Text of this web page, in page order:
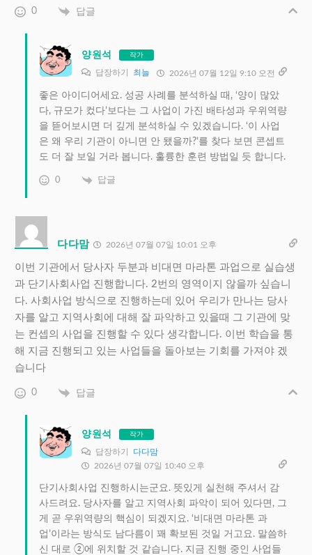
0 답글
양원석 작가
답장하기 최늘 2026년 07월 12일 9:10 오전
좋은 아이디어세요. 성공 사례를 분석하실 때, ‘양이 많았
다, 규모가 컸다’보다는 그 사업이 가진 배타성과 우위역량
을 뜯어보시면 더 깊게 분석하실 수 있겠습니다. ‘이 사업
은 왜 우리 기관이 아니면 안 됐을까?’를 찾다 보면 콘셉트
도 더 잘 보일 거라 봅니다. 훌륭한 훈련 방법일 듯 합니다.
0 답글
다다맘 2026년 07월 07일 10:01 오후
이번 기관에서 당사자 두분과 비대면 마라톤 과업으로 실습생
과 단기사회사업 진행합니다. 2번의 영역이지 않을까 싶습니
다. 사회사업 방식으로 진행하는데 있어 우리가 만나는 당사
자를 알고 지역사회에 대해 잘 파악하고 있을때 그 기관에 맞
는 컨셉의 사업을 진행할 수 있다 생각합니다. 이번 학습을 통
해 지금 진행되고 있는 사업들을 돌아보는 기회를 가져야 겠
습니다
0 답글
양원석 작가
답장하기 다다맘
2026년 07월 07일 10:40 오후
단기사회사업 진행하시는군요. 뜻있게 실천해 주셔서 감
사드려요. 당사자를 알고 지역사회 파악이 되어 있다면, 그
게 곧 우위역량의 핵심이 되겠지요. ‘비대면 마라톤 과
업’이라는 방식도 남다름이 꽤 확보된 것일 거고요. 말씀하
신 대로 ②에 위치할 것 같습니다. 지금 진행 중인 사업들